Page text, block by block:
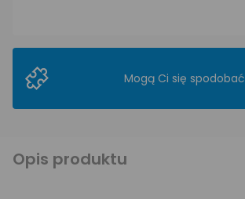
Mogą Ci się spodobać
Opis produktu